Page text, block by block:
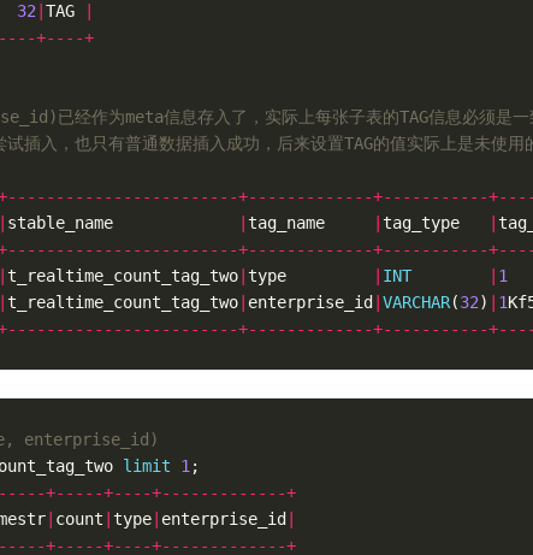
32 |TAG
+----+
已经作为meta信息存入了，实际上每张子表的TAG信息必须是一
插入，也只有普通数据插入成功，后来设置TAG的值实际上是未使用
+-------------+-----------
stable_name tag_name tag_type
+-------------+-----------
t_realtime_count_tag_two type INT 1
t_realtime_count_tag_two enterprise_id |VARCHAR(32) 1
+-------------+-----------
enterprise_id)
limit 1 ;
+-----+----+-------------+
| count | type| enterprise_id|
+-----+----+-------------+